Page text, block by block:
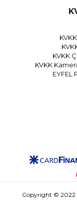
KVKK
KVKK
EYFEL
Copyright © 2022